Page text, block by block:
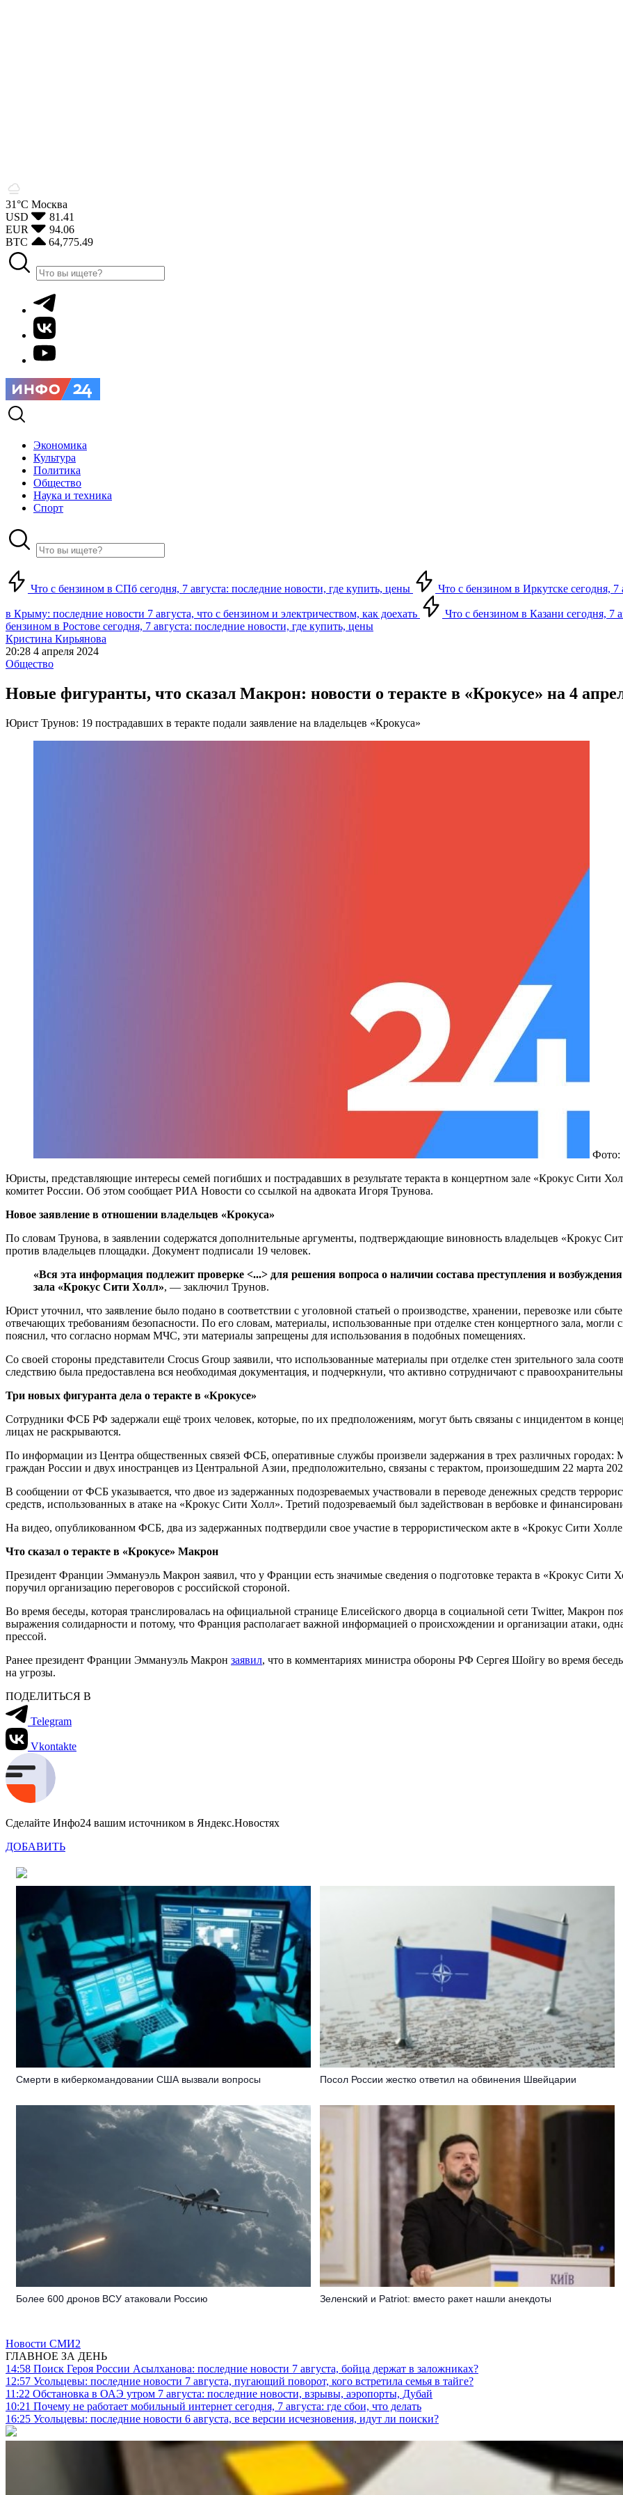
31°С Москва
USD
81.41
EUR
94.06
BTC
64,775.49
Экономика
Культура
Политика
Общество
Наука и техника
Спорт
Что с бензином в СПб сегодня, 7 августа: последние новости, где купить, цены Что с бензином в Иркутске сегодня,
в Крыму: последние новости 7 августа, что с бензином и электричеством, как доехать
Что с бензином в Казани сегодня, 7
бензином в Ростове сегодня, 7 августа: последние новости, где купить, цены
Кристина Кирьянова
20:28 4 апреля 2024
Общество
Новые фигуранты, что сказал Макрон: новости о теракте в «Крокусе» на 4
Юрист Трунов: 19 пострадавших в теракте подали заявление на владельцев «Крокуса»
Юристы, представляющие интересы семей погибших и пострадавших в результате теракта в концертном зале «Крокус Сити
комитет России. Об этом сообщает РИА Новости со ссылкой на адвоката Игоря Трунова.
Новое заявление в отношении владельцев «Крокуса»
По словам Трунова, в заявлении содержатся дополнительные аргументы, подтверждающие виновность владельцев «Крокус
против владельцев площадки. Документ подписали 19 человек.
«Вся эта информация подлежит проверке <...> для решения вопроса о наличии состава преступления и
зала «Крокус Сити Холл», — заключил Трунов.
Юрист уточнил, что заявление было подано в соответствии с уголовной статьей о производстве, хранении, перевозке или
отвечающих требованиям безопасности. По его словам, материалы, использованные при отделке стен концертного зала,
пояснил, что согласно нормам МЧС, эти материалы запрещены для использования в подобных помещениях.
Со своей стороны представители Crocus Group заявили, что использованные материалы при отделке стен зрительного зала
следствию была предоставлена вся необходимая документация, и подчеркнули, что активно сотрудничают с
Три новых фигуранта дела о теракте в «Крокусе»
Сотрудники ФСБ РФ задержали ещё троих человек, которые, по их предположениям, могут быть связаны с инцидентом в
лицах не раскрываются.
По информации из Центра общественных связей ФСБ, оперативные службы произвели задержания в трех различных городах:
граждан России и двух иностранцев из Центральной Азии, предположительно, связаны с терактом, произошедшим 22 марта
В сообщении от ФСБ указывается, что двое из задержанных подозреваемых участвовали в переводе денежных средств
средств, использованных в атаке на «Крокус Сити Холл». Третий подозреваемый был задействован в вербовке и
На видео, опубликованном ФСБ, два из задержанных подтвердили свое участие в террористическом акте в «Крокус Сити
Что сказал о теракте в «Крокусе» Макрон
Президент Франции Эммануэль Макрон заявил, что у Франции есть значимые сведения о подготовке теракта в «Крокус
поручил организацию переговоров с российской стороной.
Во время беседы, которая транслировалась на официальной странице Елисейского дворца в социальной сети Twitter, Макрон
выражения солидарности и потому, что Франция располагает важной информацией о происхождении и организации атаки,
прессой.
Ранее президент Франции Эммануэль Макрон заявил, что в комментариях министра обороны РФ Сергея Шойгу во время
на угрозы.
ПОДЕЛИТЬСЯ В
Telegram
Vkontakte
Сделайте Инфо24 вашим источником в Яндекс.Новостях
ДОБАВИТЬ
Смерти в киберкомандовании США вызвали вопросы Посол России жестко ответил на обвинения Швейцарии
Более 600 дронов ВСУ атаковали Россию Зеленский и Patriot: вместо ракет нашли анекдоты
Новости СМИ2
ГЛАВНОЕ ЗА ДЕНЬ
14:58 Поиск Героя России Асылханова: последние новости 7 августа, бойца держат в заложниках?
12:57 Усольцевы: последние новости 7 августа, пугающий поворот, кого встретила семья в тайге?
11:22 Обстановка в ОАЭ утром 7 августа: последние новости, взрывы, аэропорты, Дубай
10:21 Почему не работает мобильный интернет сегодня, 7 августа: где сбои, что делать
16:25 Усольцевы: последние новости 6 августа, все версии исчезновения, идут ли поиски?